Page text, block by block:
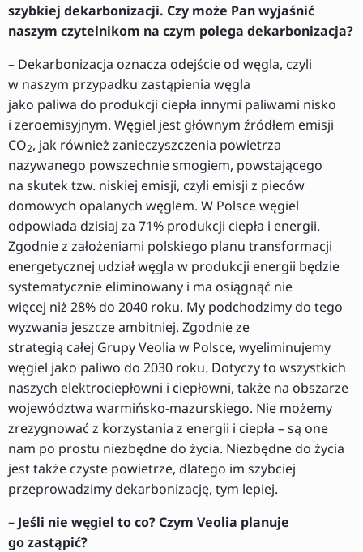
szybkiej dekarbonizacji. Czy może Pan wyjaśnić
naszym czytelnikom na czym polega dekarbonizacja?
– Dekarbonizacja oznacza odejście od węgla, czyli
w naszym przypadku zastąpienia węgla
jako paliwa do produkcji ciepła innymi paliwami nisko
i zeroemisyjnym. Węgiel jest głównym źródłem emisji
CO2, jak również zanieczyszczenia powietrza
nazywanego powszechnie smogiem, powstającego
na skutek tzw. niskiej emisji, czyli emisji z pieców
domowych opalanych węglem. W Polsce węgiel
odpowiada dzisiaj za 71% produkcji ciepła i energii.
Zgodnie z założeniami polskiego planu transformacji
energetycznej udział węgla w produkcji energii będzie
systematycznie eliminowany i ma osiągnąć nie
więcej niż 28% do 2040 roku. My podchodzimy do tego
wyzwania jeszcze ambitniej. Zgodnie ze
strategią całej Grupy Veolia w Polsce, wyeliminujemy
węgiel jako paliwo do 2030 roku. Dotyczy to wszystkich
naszych elektrociepłowni i ciepłowni, także na obszarze
województwa warmińsko-mazurskiego. Nie możemy
zrezygnować z korzystania z energii i ciepła – są one
nam po prostu niezbędne do życia. Niezbędne do życia
jest także czyste powietrze, dlatego im szybciej
przeprowadzimy dekarbonizację, tym lepiej.
– Jeśli nie węgiel to co? Czym Veolia planuje
go zastąpić?